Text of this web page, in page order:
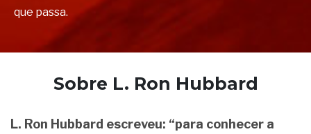
que passa.
Sobre L. Ron Hubbard
L. Ron Hubbard escreveu: “para conhecer a